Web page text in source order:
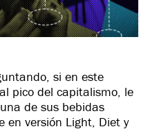
si en este
pico del capitalismo, le
de sus bebidas
en versión Light, Diet y